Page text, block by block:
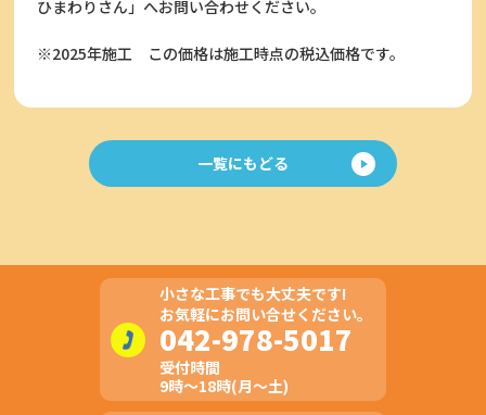
ひまわりさん」へお問い合わせください。
※2025年施工 この価格は施工時点の税込価格です。
一覧にもどる
小さな工事でも大丈夫です!
お気軽にお問い合せください。
042-978-5017
受付時間
9時～18時(月～土)